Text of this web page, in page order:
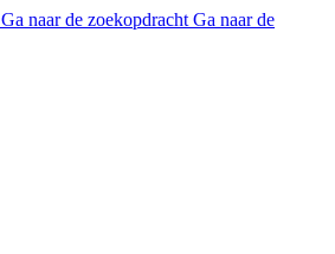
Ga naar de zoekopdracht Ga naar de